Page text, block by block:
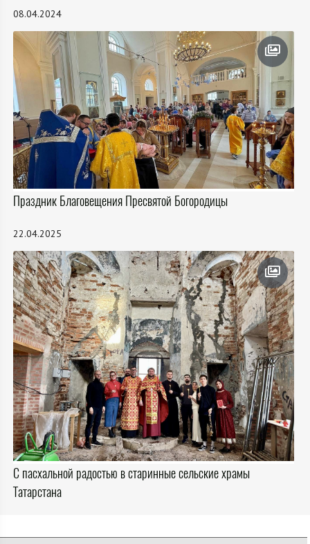
08.04.2024
Праздник Благовещения Пресвятой Богородицы
22.04.2025
С пасхальной радостью в старинные сельские храмы
Татарстана